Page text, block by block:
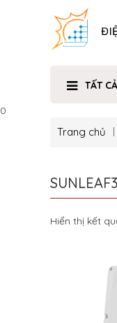
TẤT
0
Trang chủ
Hiển thị kết